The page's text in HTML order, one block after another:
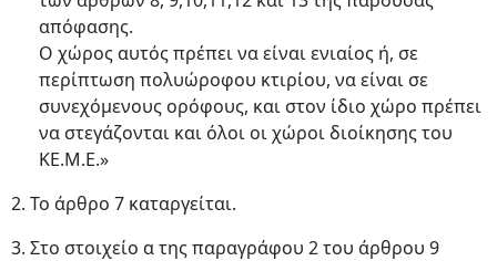
απόφασης.
Ο χώρος αυτός πρέπει να είναι ενιαίος ή, σε
περίπτωση πολυώροφου κτιρίου, να είναι σε
συνεχόμενους ορόφους, και στον ίδιο χώρο πρέπει
να στεγάζονται και όλοι οι χώροι διοίκησης του
ΚΕ.Μ.Ε.»
2. Το άρθρο 7 καταργείται.
3. Στο στοιχείο α της παραγράφου 2 του άρθρου 9